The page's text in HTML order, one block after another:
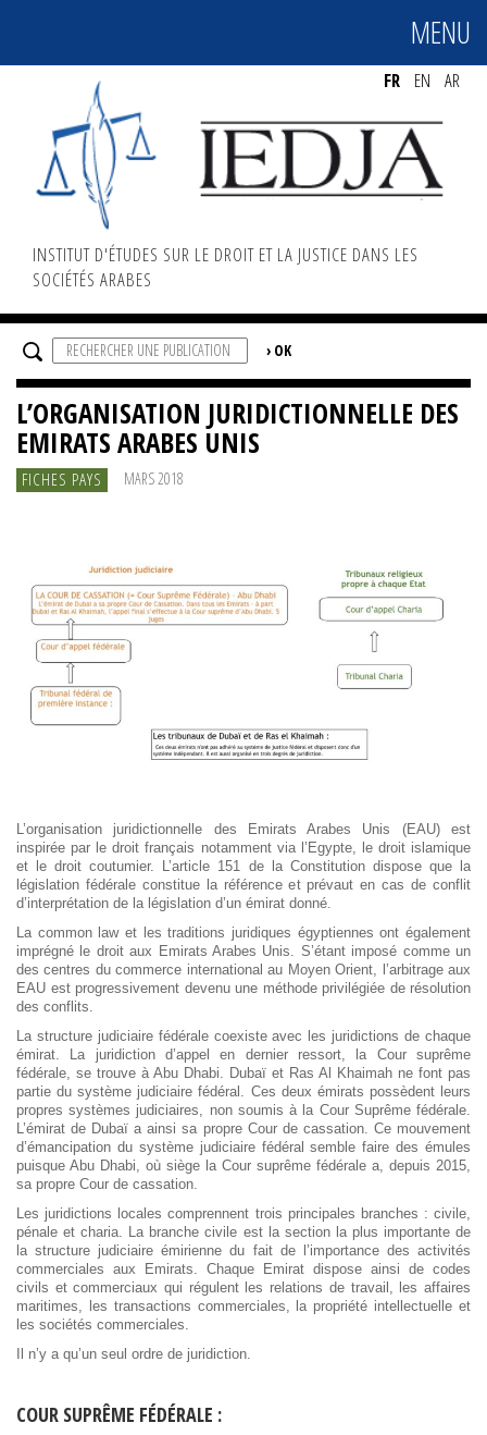
MENU
FR EN AR
INSTITUT D'ÉTUDES SUR LE DROIT ET LA JUSTICE DANS LES
SOCIÉTÉS ARABES
L’ORGANISATION JURIDICTIONNELLE DES
EMIRATS ARABES UNIS
FICHES PAYS MARS 2018
L’organisation juridictionnelle des Emirats Arabes Unis (EAU) est
inspirée par le droit français notamment via l’Egypte, le droit islamique
et le droit coutumier. L’article 151 de la Constitution dispose que la
législation fédérale constitue la référence et prévaut en cas de conflit
d’interprétation de la législation d’un émirat donné.
La common law et les traditions juridiques égyptiennes ont également
imprégné le droit aux Emirats Arabes Unis. S’étant imposé comme un
des centres du commerce international au Moyen Orient, l’arbitrage aux
EAU est progressivement devenu une méthode privilégiée de résolution
des conflits.
La structure judiciaire fédérale coexiste avec les juridictions de chaque
émirat. La juridiction d’appel en dernier ressort, la Cour suprême
fédérale, se trouve à Abu Dhabi. Dubaï et Ras Al Khaimah ne font pas
partie du système judiciaire fédéral. Ces deux émirats possèdent leurs
propres systèmes judiciaires, non soumis à la Cour Suprême fédérale.
L’émirat de Dubaï a ainsi sa propre Cour de cassation. Ce mouvement
d’émancipation du système judiciaire fédéral semble faire des émules
puisque Abu Dhabi, où siège la Cour suprême fédérale a, depuis 2015,
sa propre Cour de cassation.
Les juridictions locales comprennent trois principales branches : civile,
pénale et charia. La branche civile est la section la plus importante de
la structure judiciaire émirienne du fait de l’importance des activités
commerciales aux Emirats. Chaque Emirat dispose ainsi de codes
civils et commerciaux qui régulent les relations de travail, les affaires
maritimes, les transactions commerciales, la propriété intellectuelle et
les sociétés commerciales.
Il n’y a qu’un seul ordre de juridiction.
COUR SUPRÊME FÉDÉRALE :